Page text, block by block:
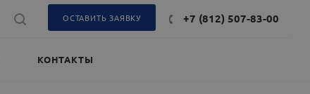
+7 (812) 507-83-00
ОСТАВИТЬ ЗАЯВКУ
КОНТАКТЫ